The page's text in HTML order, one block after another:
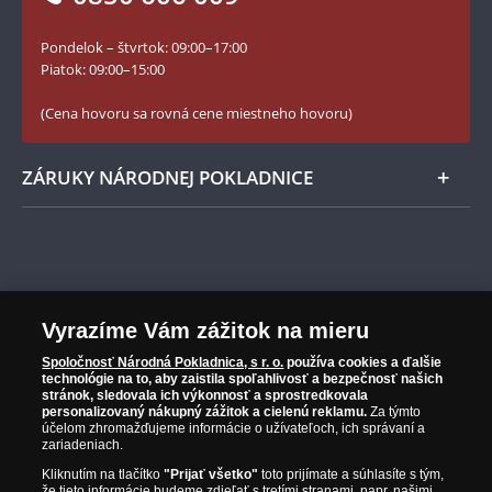
Numizmatické novinky
YouTube Národnej Pokladnice
Pondelok – štvrtok: 09:00–17:00
Piatok: 09:00–15:00
(Cena hovoru sa rovná cene miestneho hovoru)
ZÁRUKY NÁRODNEJ POKLADNICE
Prvotriedny servis
Garancia najvyššej kvality
Iba originálne produkty
mincí a pamätných medailí. Spoločnosť pôsobí na slovenskom trhu
od roku 2010.
Národná Pokladnica je oficiálnym distribútorom numizmatických
emisií z viac ako 50 krajín, vrátane známych mincovní a emitentov
ako je Britská kráľovská mincovňa, Kráľovská kanadská mincovňa,
Parížska mincovňa, Nórska mincovňa, Fínska mincovňa alebo
Austrálska mincovňa Perth. Spoločnosť svojim zákazníkom a
prvotriednej kvalite, čo je doložené aj priloženým Certifikátom
Vyrazíme Vám zážitok na mieru
Spoločnosť Národná Pokladnica, s r. o. používa cookies a ďalšie
technológie na to, aby zaistila spoľahlivosť a bezpečnosť našich
stránok, sledovala ich výkonnosť a sprostredkovala
personalizovaný nákupný zážitok a cielenú reklamu. Za týmto
účelom zhromažďujeme informácie o užívateľoch, ich správaní a
zariadeniach.
Kliknutím na tlačítko"Prijať všetko" toto prijímate a súhlasíte s tým,